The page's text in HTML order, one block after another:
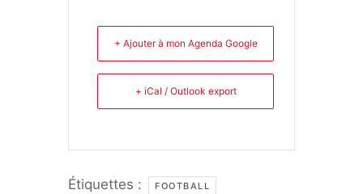
+ Ajouter à mon Agenda Google
+ iCal / Outlook export
Étiquettes : FOOTBALL